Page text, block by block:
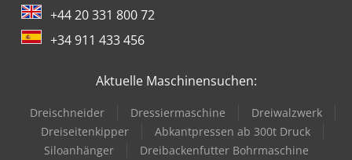
+44 20 331 800 72
+34 911 433 456
Aktuelle Maschinensuchen:
Dreischneider Dressiermaschine
Dreiwalzwerk
Dreiseitenkipper
Abkantpressen ab 300t Druck
Siloanhänger
Dreibackenfutter Bohrmaschine